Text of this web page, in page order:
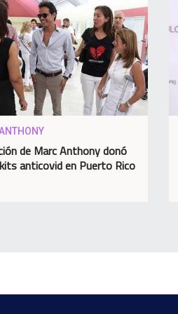
de Marc Anthony donó
anticovid en Puerto Rico